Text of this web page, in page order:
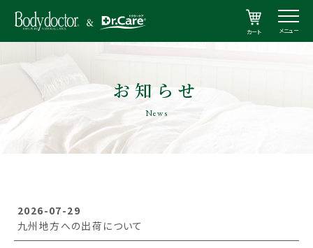
カート メニュー
お知らせ
News
2026-07-29
九州地方への出荷について